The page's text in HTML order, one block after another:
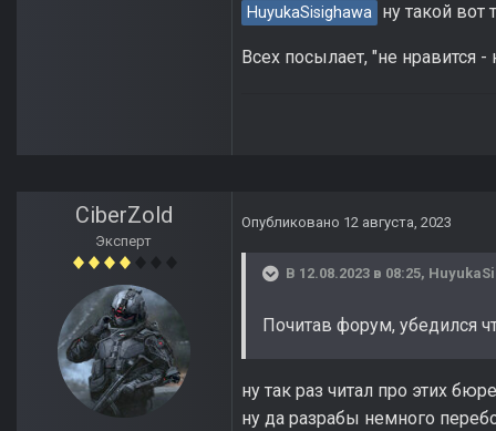
HuyukaSisighawa ну такой вот
Всех посылает, "не нравится
CiberZold
Эксперт
Опубликовано 12 августа, 2023
В 12.08.2023 в 08:25,
Почитав форум, убедился
ну так раз читал про этих
ну да разрабы немного